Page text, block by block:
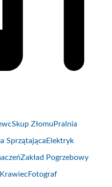
Skup Złomu Pralnia
Sprzątająca Elektryk
Zakład Pogrzebowy
Krawiec Fotograf